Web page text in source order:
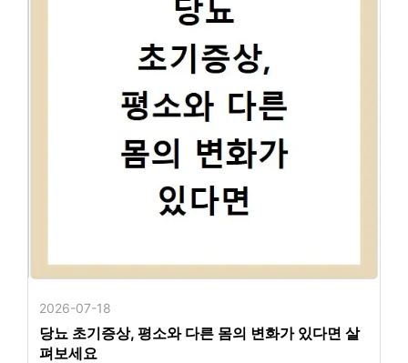
2026-07-18
당뇨 초기증상, 평소와 다른 몸의 변화가 있다면 살
펴보세요